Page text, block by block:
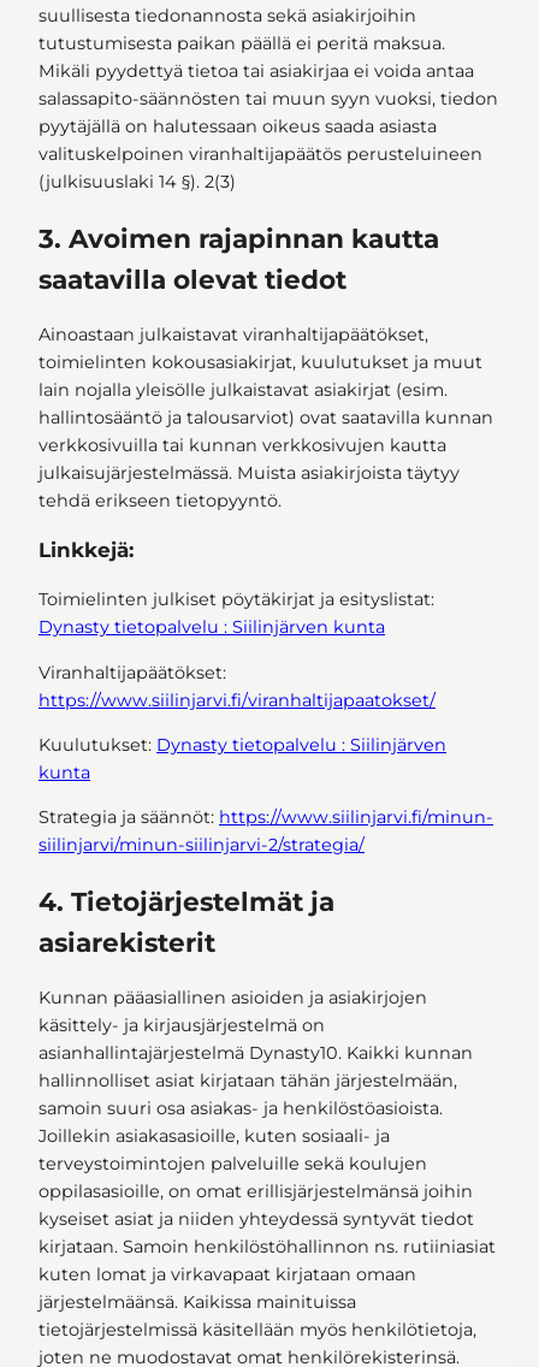
suullisesta tiedonannosta sekä asiakirjoihin
tutustumisesta paikan päällä ei peritä maksua.
Mikäli pyydettyä tietoa tai asiakirjaa ei voida antaa
salassapito-säännösten tai muun syyn vuoksi, tiedon
pyytäjällä on halutessaan oikeus saada asiasta
valituskelpoinen viranhaltijapäätös perusteluineen
(julkisuuslaki 14 §). 2(3)
3. Avoimen rajapinnan kautta
saatavilla olevat tiedot
Ainoastaan julkaistavat viranhaltijapäätökset,
toimielinten kokousasiakirjat, kuulutukset ja muut
lain nojalla yleisölle julkaistavat asiakirjat (esim.
hallintosääntö ja talousarviot) ovat saatavilla kunnan
verkkosivuilla tai kunnan verkkosivujen kautta
julkaisujärjestelmässä. Muista asiakirjoista täytyy
tehdä erikseen tietopyyntö.
Linkkejä:
Toimielinten julkiset pöytäkirjat ja esityslistat:
Dynasty tietopalvelu : Siilinjärven kunta
Viranhaltijapäätökset:
https://www.siilinjarvi.fi/viranhaltijapaatokset/
Kuulutukset: Dynasty tietopalvelu : Siilinjärven
kunta
Strategia ja säännöt: https://www.siilinjarvi.fi/minun-
siilinjarvi/minun-siilinjarvi-2/strategia/
4. Tietojärjestelmät ja
asiarekisterit
Kunnan pääasiallinen asioiden ja asiakirjojen
käsittely- ja kirjausjärjestelmä on
asianhallintajärjestelmä Dynasty10. Kaikki kunnan
hallinnolliset asiat kirjataan tähän järjestelmään,
samoin suuri osa asiakas- ja henkilöstöasioista.
Joillekin asiakasasioille, kuten sosiaali- ja
terveystoimintojen palveluille sekä koulujen
oppilasasioille, on omat erillisjärjestelmänsä joihin
kyseiset asiat ja niiden yhteydessä syntyvät tiedot
kirjataan. Samoin henkilöstöhallinnon ns. rutiiniasiat
kuten lomat ja virkavapaat kirjataan omaan
järjestelmäänsä. Kaikissa mainituissa
tietojärjestelmissä käsitellään myös henkilötietoja,
joten ne muodostavat omat henkilörekisterinsä.